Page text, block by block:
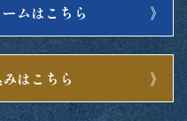
ムはこちら
はこちら